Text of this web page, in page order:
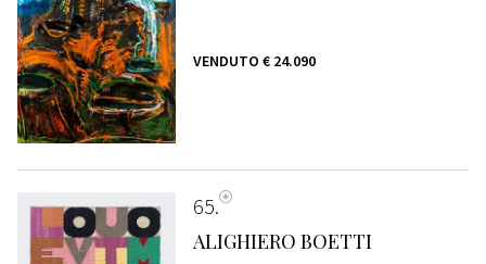
VENDUTO € 24.090
65
ALIGHIERO BOETTI